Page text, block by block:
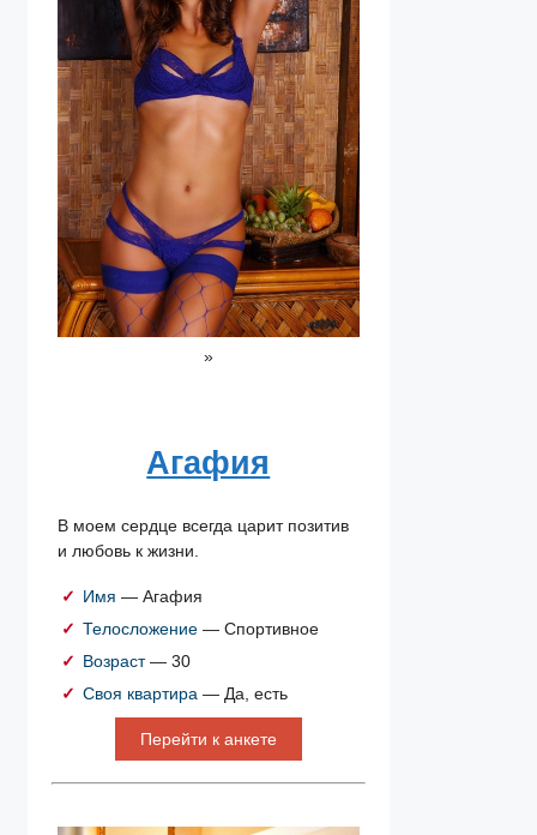
»
Агафия
В моем сердце всегда царит позитив
и любовь к жизни.
Имя — Агафия
Телосложение — Спортивное
Возраст— 30
Своя квартира — Да, есть
Перейти к анкете